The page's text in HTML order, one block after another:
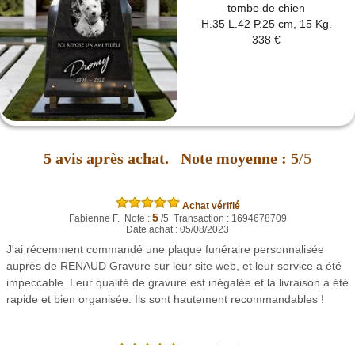
tombe de chien
H.35 L.42 P.25 cm, 15 Kg.
338 €
5 avis après achat. Note moyenne : 5/5
Achat vérifié
Fabienne F. Note : 5/5 Transaction : 1694678709
Date achat : 05/08/2023
J'ai récemment commandé une plaque funéraire personnalisée
auprès de RENAUD Gravure sur leur site web, et leur service a été
impeccable. Leur qualité de gravure est inégalée et la livraison a été
rapide et bien organisée. Ils sont hautement recommandables !